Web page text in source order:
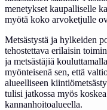
menetykset kaupalliselle
myötä koko arvoketjulle
Metsästystä ja hylkeiden
tehostettava erilaisin
ja metsästäjiä
myönteisenä sen, että
alueelliseen
tulisi jatkossa myös
kannanhoitoalueella.